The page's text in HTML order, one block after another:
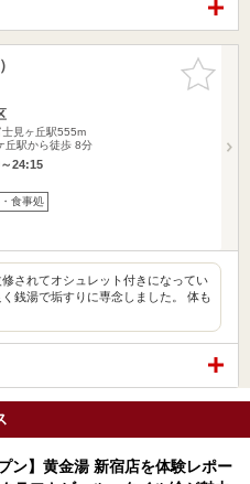
お気に入
りに追加
士見ヶ丘駅555m
丘駅から徒歩 8分
24:15
食事処
されてオシュレット付きになってい
銭湯で垢すりに専念しました。 体も
ン】黄金湯 新宿店を体験レポー